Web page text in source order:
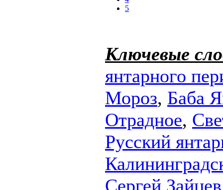
5
Ключевые
янтарного
Мороз, Баба
Отрадное,
Русский
Сергей Зайцев